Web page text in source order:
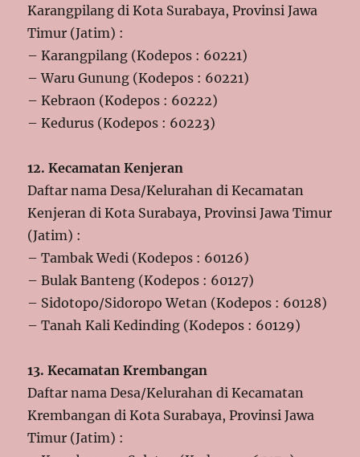
Karangpilang di Kota Surabaya, Provinsi Jawa
Timur (Jatim) :
– Karangpilang (Kodepos : 60221)
– Waru Gunung (Kodepos : 60221)
– Kebraon (Kodepos : 60222)
– Kedurus (Kodepos : 60223)
12. Kecamatan Kenjeran
Daftar nama Desa/Kelurahan di Kecamatan
Kenjeran di Kota Surabaya, Provinsi Jawa Timur
(Jatim) :
– Tambak Wedi (Kodepos : 60126)
– Bulak Banteng (Kodepos : 60127)
– Sidotopo/Sidoropo Wetan (Kodepos : 60128)
– Tanah Kali Kedinding (Kodepos : 60129)
13. Kecamatan Krembangan
Daftar nama Desa/Kelurahan di Kecamatan
Krembangan di Kota Surabaya, Provinsi Jawa
Timur (Jatim) :